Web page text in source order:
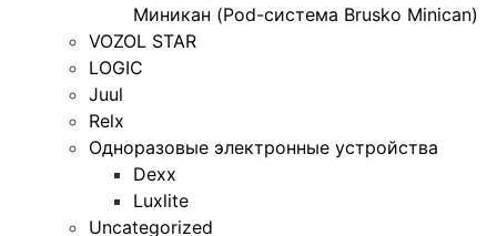
Миникан (Pod-система Brusko Minican)
VOZOL STAR
LOGIC
Juul
Relx
Одноразовые электронные устройства
Dexx
Luxlite
Uncategorized